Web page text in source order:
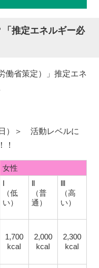
推定エネルギー必
働省策定）」推定エネ
）＞ 活動レベルに
！
女性
Ⅰ
（低
い）
Ⅱ
（普
通）
Ⅲ
（高
い）
1,700
kcal
2,000
kcal
2,300
kcal